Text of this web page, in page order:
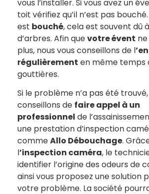
vous l’installer. Si vous avez un
toit vérifiez qu’il n’est pas
est bouché, cela est souvent dû
d’arbres. Afin quevotre évent
plus, nous vous conseillons de l
régulièrement en même temps
gouttières.
Si le problème n’a pas été
conseillons de faire appel à un
professionnel de
une prestation d’inspection
commeAllo Débouchage.
l’inspection caméra, le
identifier l’origine des odeurs de
ainsi vous proposez une solution
votre problème. La société